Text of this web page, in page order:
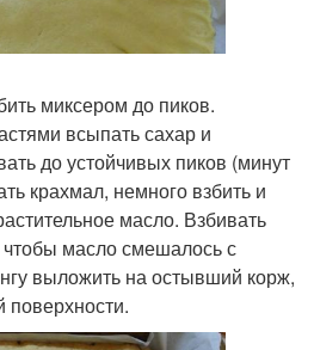
миксером до пиков.
всыпать сахар и
до устойчивых пиков (минут
крахмал, немного взбить и
масло. Взбивать
чтобы масло смешалось с
выложить на остывший корж,
поверхности.